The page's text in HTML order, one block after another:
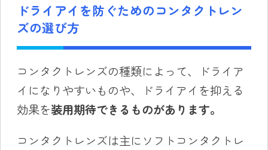
ドライアイを防ぐためのコンタクトレン
ズの選び方
コンタクトレンズの種類によって、ドライア
イになりやすいものや、ドライアイを抑える
効果を装用期待でき るものがあります。
コンタクトレンズは主にソフトコンタクトレ